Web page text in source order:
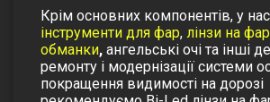
Крім основних компонентів, у
інструменти для фар, лінзи на
обманки, ангельські очі та інші
ремонту і модернізації системи
покращення видимості на дорозі